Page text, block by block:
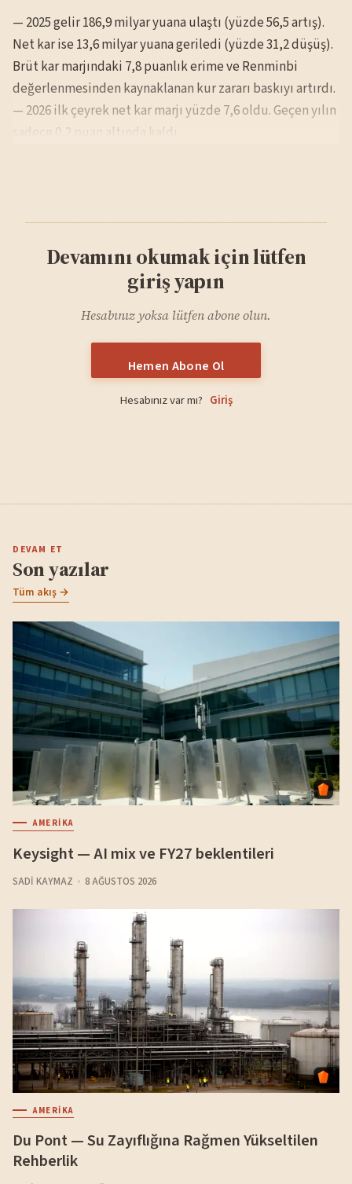
— 2025 gelir 186,9 milyar yuana ulaştı (yüzde 56,5 artış).
Net kar ise 13,6 milyar yuana geriledi (yüzde 31,2 düşüş).
Brüt kar marjındaki 7,8 puanlık erime ve Renminbi
değerlenmesinden kaynaklanan kur zararı baskıyı artırdı.
— 2026 ilk çeyrek net kar marjı yüzde 7,6 oldu. Geçen yılın
sadece 0,2 puan altında kaldı.
Devamını okumak için lütfen
giriş yapın
Hesabınız yoksa lütfen abone olun.
Hemen Abone Ol
Hesabınız var mı? Giriş
DEVAM ET
Son yazılar
Tüm akış →
AMERIKA
Keysight — AI mix ve FY27 beklentileri
SADI KAYMAZ 8 AĞUSTOS 2026
AMERIKA
Du Pont — Su Zayıflığına Rağmen Yükseltilen
Rehberlik